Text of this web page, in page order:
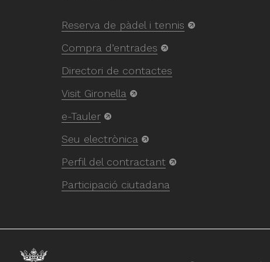
Reserva de pàdel i tennis
Compra d’entrades
Directori de contactes
Visit Gironella
e-Tauler
Seu electrònica
Perfil del contractant
Participació ciutadana